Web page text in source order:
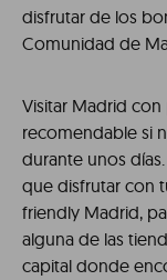
disfrutar de los
Comunidad de
Visitar Madrid
recomendable si
durante unos
que disfrutar con
friendly Madrid,
alguna de las
capital donde